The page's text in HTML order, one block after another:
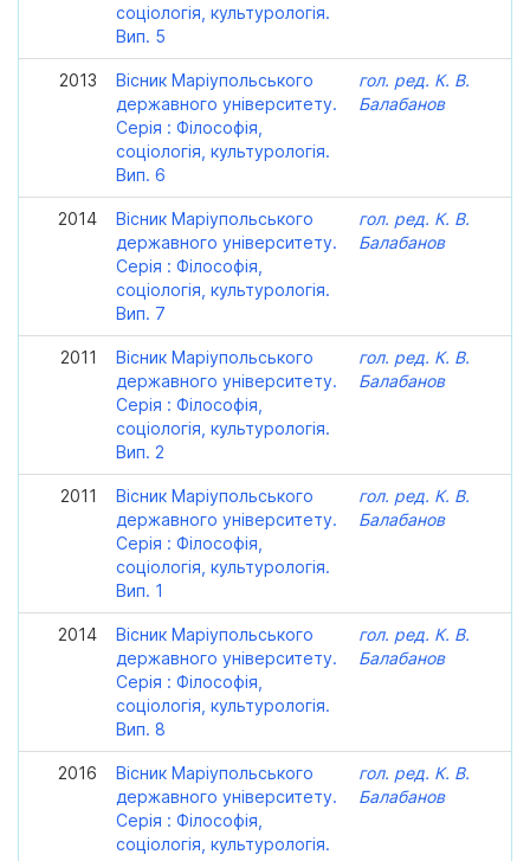
соціологія, культурологія.
Вип. 5
2013
Вісник Маріупольського
державного університету.
Серія : Філософія,
соціологія, культурологія.
Вип. 6
гол. ред. К. В.
Балабанов
2014
Вісник Маріупольського
державного університету.
Серія : Філософія,
соціологія, культурологія.
Вип. 7
гол. ред. К. В.
Балабанов
2011
Вісник Маріупольського
державного університету.
Серія : Філософія,
соціологія, культурологія.
Вип. 2
гол. ред. К. В.
Балабанов
2011
Вісник Маріупольського
державного університету.
Серія : Філософія,
соціологія, культурологія.
Вип. 1
гол. ред. К. В.
Балабанов
2014
Вісник Маріупольського
державного університету.
Серія : Філософія,
соціологія, культурологія.
Вип. 8
гол. ред. К. В.
Балабанов
2016
Вісник Маріупольського
державного університету.
Серія : Філософія,
соціологія, культурологія.
гол. ред. К. В.
Балабанов